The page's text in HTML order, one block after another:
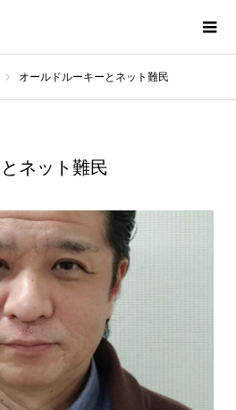
オールドルーキーとネット難民
ネット難民